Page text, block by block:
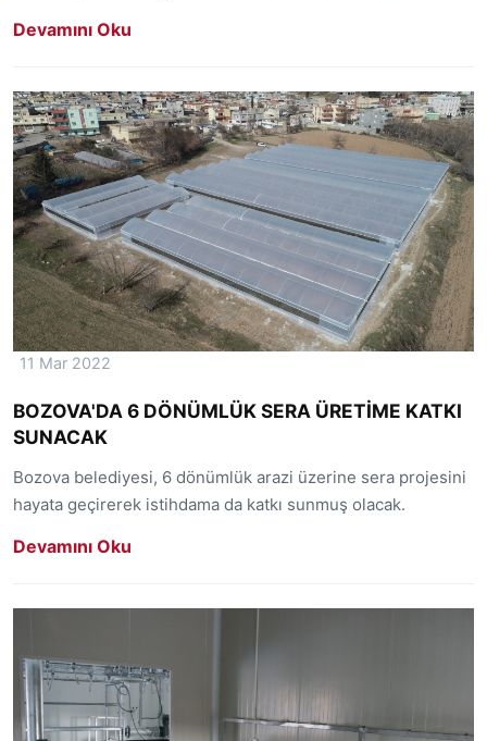
Devamını Oku
11 Mar 2022
BOZOVA'DA 6 DÖNÜMLÜK SERA ÜRETİME KATKI
SUNACAK
Bozova belediyesi, 6 dönümlük arazi üzerine sera projesini
hayata geçirerek istihdama da katkı sunmuş olacak.
Devamını Oku